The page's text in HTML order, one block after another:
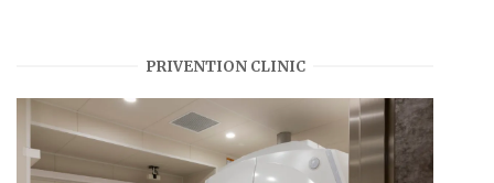
PRIVENTION CLINIC